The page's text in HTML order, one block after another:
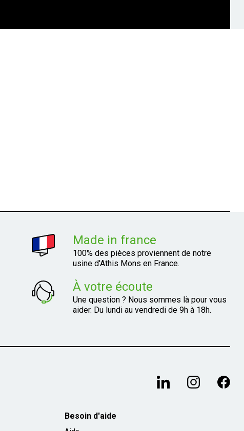
Made in france
100% des pièces proviennent de notre
usine d'Athis Mons en France.
À votre écoute
Une question ? Nous sommes là pour vous
aider. Du lundi au vendredi de 9h à 18h.
Besoin d'aide